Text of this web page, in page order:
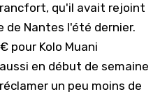
qu'il avait rejoint
de Nantes l'été dernier.
pour Kolo Muani
en début de semaine
un peu moins de